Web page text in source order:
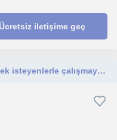
Ücretsiz iletişime geç
Matematiğini daha da iyiye götürmek isteyenlerle çalışmaya hazırım👍